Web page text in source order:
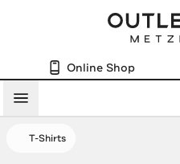
Online Shop
Menü
T-Shirts